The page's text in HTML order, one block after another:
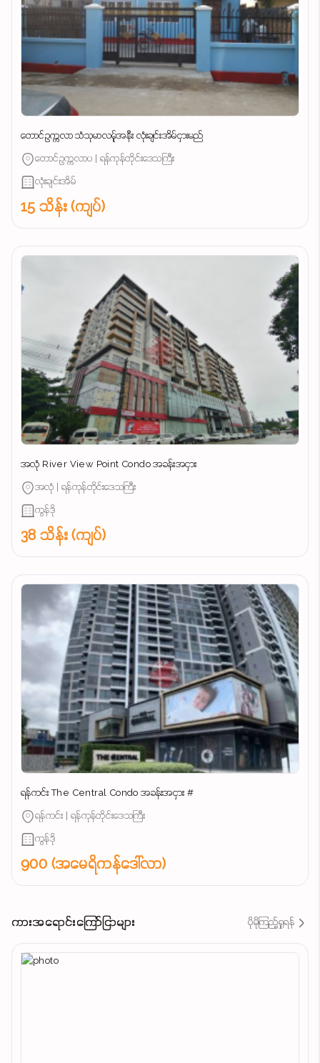
တောင်ဥက္ကလာ သံသုမာလမ်ူအနီး လုံးချင်းအိမ်ငှားမည်
တောင်ဥက္ကလာပ | ရန်ကုန်တိုင်းဒေသကြီး
လုံးချင်းအိမ်
15 သိန်း (ကျပ်)
အလုံ River View Point Condo အခန်းအငှား
အလုံ | ရန်ကုန်တိုင်းဒေသကြီး
ကွန်ဒို
38 သိန်း (ကျပ်)
ရန်ကင်း The Central Condo အခန်းအငှား #
ရန်ကင်း | ရန်ကုန်တိုင်းဒေသကြီး
ကွန်ဒို
900 (အမေရိကန်ဒေါ်လာ)
ကားအရောင်းကြော်ငြာများ ပိုမိုကြည့်ရှုရန်